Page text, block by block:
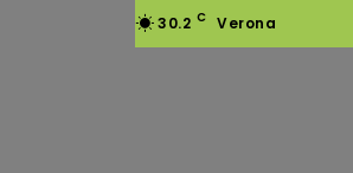
30.2 C Verona